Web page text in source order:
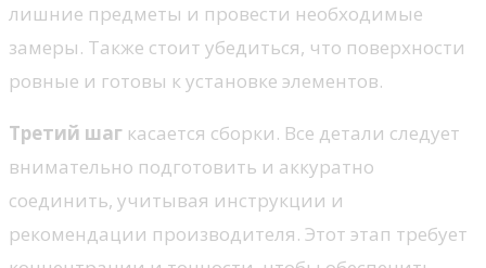
лишние предметы и провести необходимые
замеры. Также стоит убедиться, что поверхности
ровные и готовы к установке элементов.
Третий шаг касается сборки. Все детали следует
внимательно подготовить и аккуратно
соединить, учитывая инструкции и
рекомендации производителя. Этот этап требует